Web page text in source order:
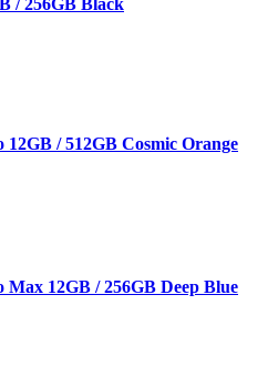
12GB / 512GB Cosmic Orange
Max 12GB / 256GB Deep Blue